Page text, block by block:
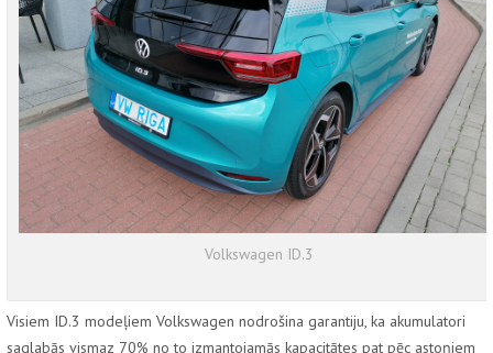
Volkswagen ID.3
Visiem ID.3 modeļiem Volkswagen nodrošina garantiju, ka akumulatori
saglabās vismaz 70% no to izmantojamās kapacitātes pat pēc astoņiem